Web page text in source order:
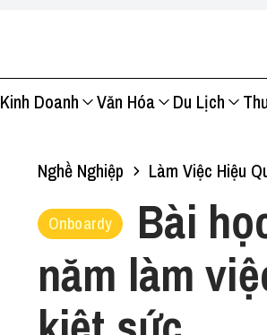
Kinh Doanh Văn Hóa Du Lịch
Nghề Nghiệp Làm Việc Hiệu
Onboardy
Bài
năm làm